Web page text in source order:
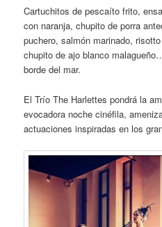
Cartuchitos de pescaíto frito,
con naranja, chupito de porra
puchero, salmón marinado,
chupito de ajo blanco
borde del mar.
El Trío The Harlettes pondrá la
evocadora noche cinéfila,
actuaciones inspiradas en los